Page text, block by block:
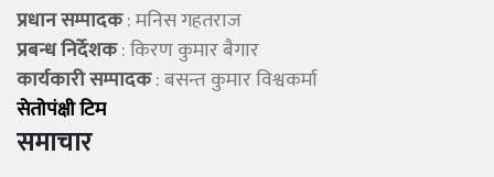
प्रधान सम्पादक: मनिस गहतराज
प्रबन्ध निर्देशक: किरण कुमार बैगार
कार्यकारी सम्पादक: बसन्त कुमार विश्वकर्मा
सेताेपंक्षी टिम
समाचार